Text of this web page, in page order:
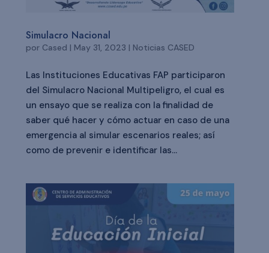
Simulacro Nacional
por Cased | May 31, 2023 | Noticias CASED
Las Instituciones Educativas FAP participaron
del Simulacro Nacional Multipeligro, el cual es
un ensayo que se realiza con la finalidad de
saber qué hacer y cómo actuar en caso de una
emergencia al simular escenarios reales; así
como de prevenir e identificar las...